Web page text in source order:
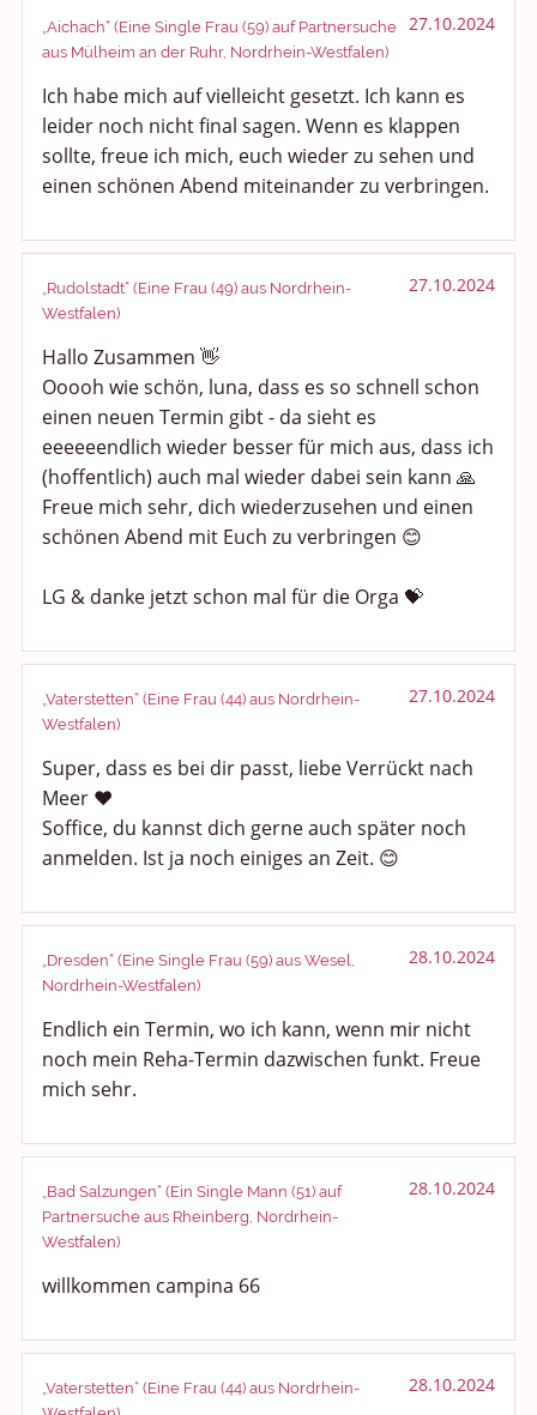
„Aichach“ (Eine Single Frau (59) auf Partnersuche
aus Mülheim an der Ruhr, Nordrhein-Westfalen)
27.10.2024
Ich habe mich auf vielleicht gesetzt. Ich kann es
leider noch nicht final sagen. Wenn es klappen
sollte, freue ich mich, euch wieder zu sehen und
einen schönen Abend miteinander zu verbringen.
„Rudolstadt“ (Eine Frau (49) aus Nordrhein-
Westfalen)
27.10.2024
Hallo Zusammen 👋
Ooooh wie schön, luna, dass es so schnell schon
einen neuen Termin gibt - da sieht es
eeeeeendlich wieder besser für mich aus, dass ich
(hoffentlich) auch mal wieder dabei sein kann 🙏
Freue mich sehr, dich wiederzusehen und einen
schönen Abend mit Euch zu verbringen 😊
LG & danke jetzt schon mal für die Orga 💝
„Vaterstetten“ (Eine Frau (44) aus Nordrhein-
Westfalen)
27.10.2024
Super, dass es bei dir passt, liebe Verrückt nach
Meer ❤️
Soffice, du kannst dich gerne auch später noch
anmelden. Ist ja noch einiges an Zeit. 😊
„Dresden“ (Eine Single Frau (59) aus Wesel,
Nordrhein-Westfalen)
28.10.2024
Endlich ein Termin, wo ich kann, wenn mir nicht
noch mein Reha-Termin dazwischen funkt. Freue
mich sehr.
„Bad Salzungen“ (Ein Single Mann (51) auf
Partnersuche aus Rheinberg, Nordrhein-
Westfalen)
28.10.2024
willkommen campina 66
„Vaterstetten“ (Eine Frau (44) aus Nordrhein-
28.10.2024